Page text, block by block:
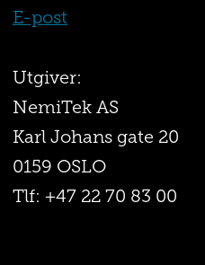
E-post
Utgiver:
NemiTek AS
Karl Johans gate 20
0159 OSLO
Tlf: +47 22 70 83 00